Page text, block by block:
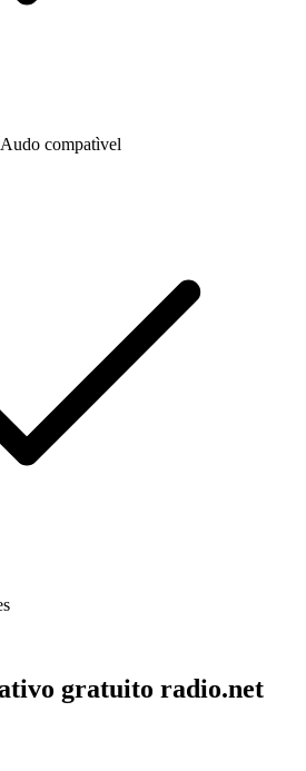
compatìvel
gratuito radio.net